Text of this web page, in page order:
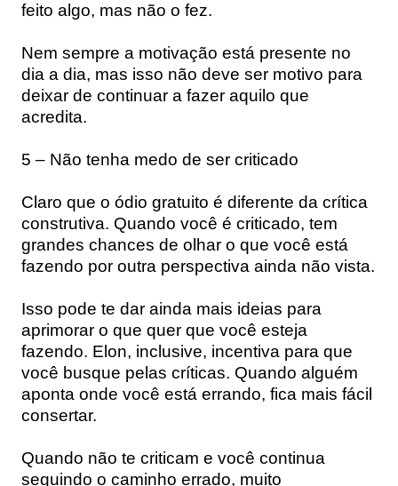
feito algo, mas não o fez.
Nem sempre a motivação está presente no
dia a dia, mas isso não deve ser motivo para
deixar de continuar a fazer aquilo que
acredita.
5 – Não tenha medo de ser criticado
Claro que o ódio gratuito é diferente da crítica
construtiva. Quando você é criticado, tem
grandes chances de olhar o que você está
fazendo por outra perspectiva ainda não vista.
Isso pode te dar ainda mais ideias para
aprimorar o que quer que você esteja
fazendo. Elon, inclusive, incentiva para que
você busque pelas críticas. Quando alguém
aponta onde você está errando, fica mais fácil
consertar.
Quando não te criticam e você continua
seguindo o caminho errado, muito